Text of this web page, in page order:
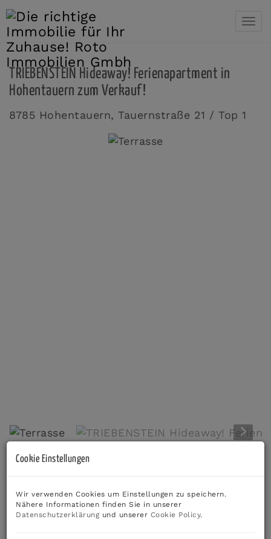
TRIEBENSTEIN Hideaway! Ferienapartment in
Hohentauern zum Verkauf!
8785 Hohentauern, Tauernstraße 21 / Top 1
ApartmentTriebenstein
Cookie Einstellungen
Wir verwenden Cookies um Einstellungen zu speichern.
Nähere Informationen finden Sie in unserer
Datenschutzerklärungund unserer Cookie Policy.